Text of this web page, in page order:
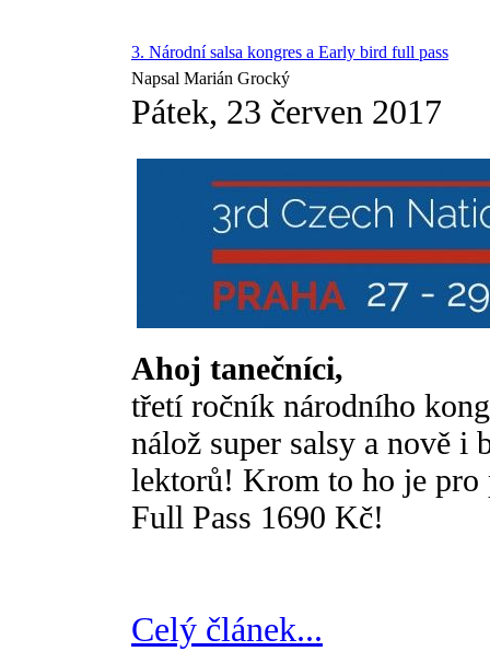
3. Národní salsa kongres a Early bird full pass
Napsal Marián Grocký
Pátek, 23 červen 2017
Ahoj tanečníci,
třetí ročník národního
nálož super salsy a nově i
lektorů! Krom to ho je pro
Full Pass 1690 Kč!
Celý článek...